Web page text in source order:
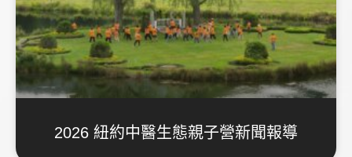
2026 紐約中醫生態親子營新聞報導